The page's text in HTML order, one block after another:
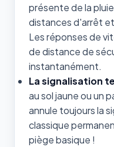
présente de la
distances d'arrêt
Les réponses de
de distance de
instantanément.
La signalisation
au sol jaune ou un
annule toujours la
classique
piège basique !